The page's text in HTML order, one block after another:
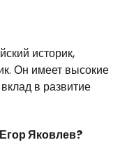
историк,
Он имеет высокие
в развитие
Яковлев?